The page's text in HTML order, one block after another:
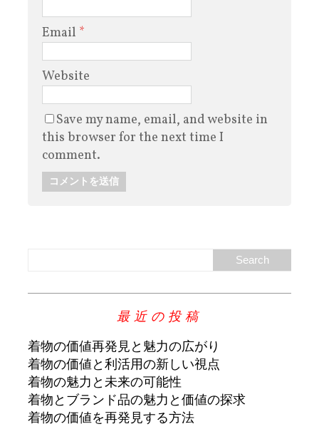
Email *
Website
Save my name, email, and website in
this browser for the next time I
comment.
最近の投稿
着物の価値再発見と魅力の広がり
着物の価値と利活用の新しい視点
着物の魅力と未来の可能性
着物とブランド品の魅力と価値の探求
着物の価値を再発見する方法